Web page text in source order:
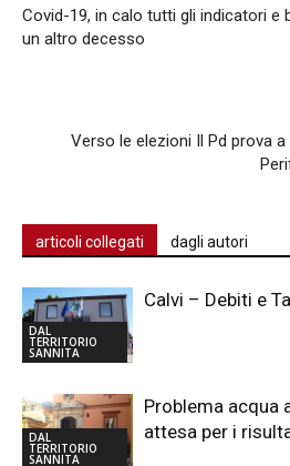
Covid-19, in calo tutti gli indicatori e
un altro decesso
Verso le elezioni Il Pd prova
articoli collegati dagli autori
DAL
TERRITORIO
SANNITA
Calvi – Debiti e
DAL
TERRITORIO
SANNITA
Problema acqua
attesa per i